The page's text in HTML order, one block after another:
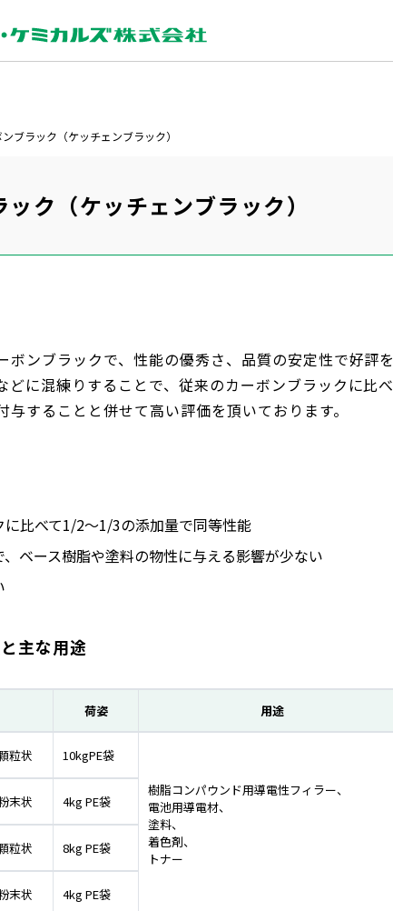
ブラック（ケッチェンブラック）
ク（ケッチェンブラック）
ボンブラックで、性能の優秀さ、品質の安定性で好評を
どに混練りすることで、従来のカーボンブラックに比べ
することと併せて高い評価を頂いております。
比べて1/2～1/3の添加量で同等性能
ベース樹脂や塗料の物性に与える影響が少ない
主な用途
荷姿 用途
粒状
10kgPE袋
樹脂コンパウンド用導電性フィラー、
電池用導電材、
塗料、
着色剤、
トナー
末状 4kg PE袋
粒状 8kg PE袋
末状 4kg PE袋